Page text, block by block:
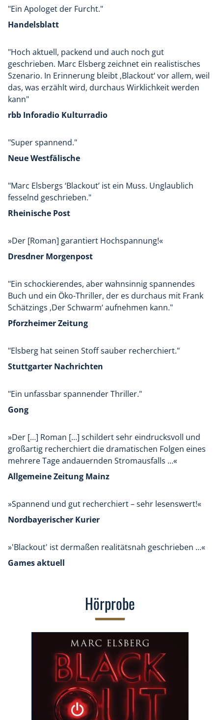
Fazit: Alle, die mich darin bestärkt haben, dieses Buch
"Ein Apologet der Furcht."
Handelsblatt
"Hoch aktuell, packend und auch noch gut
geschrieben. Marc Elsberg zeichnet ein realistisches
Szenario. In Erinnerung bleibt ‚Blackout‘ vor allem, weil
das, was erzählt wird, durchaus Wirklichkeit werden
kann"
rbb Inforadio Kulturradio
"Super spannend."
Neue Westfälische
"Marc Elsbergs ‘Blackout’ ist ein Muss. Unglaublich
fesselnd geschrieben."
Rheinische Post
»Der [Roman] garantiert Hochspannung!«
Dresdner Morgenpost
"Ein schockierendes, aber wahnsinnig spannendes
Buch und ein Öko-Thriller, der es durchaus mit Frank
Schätzings ‚Der Schwarm‘ aufnehmen kann."
Pforzheimer Zeitung
"Elsberg hat seinen Stoff sauber recherchiert."
Stuttgarter Nachrichten
"Ein unfassbar spannender Thriller."
Gong
»Der […] Roman […] schildert sehr eindrucksvoll und
großartig recherchiert die dramatischen Folgen eines
mehrere Tage andauernden Stromausfalls …«
Allgemeine Zeitung Mainz
»Spannend und gut recherchiert – sehr lesenswert!«
Nordbayerischer Kurier
»'Blackout' ist dermaßen realitätsnah geschrieben …«
Games aktuell
Hörprobe